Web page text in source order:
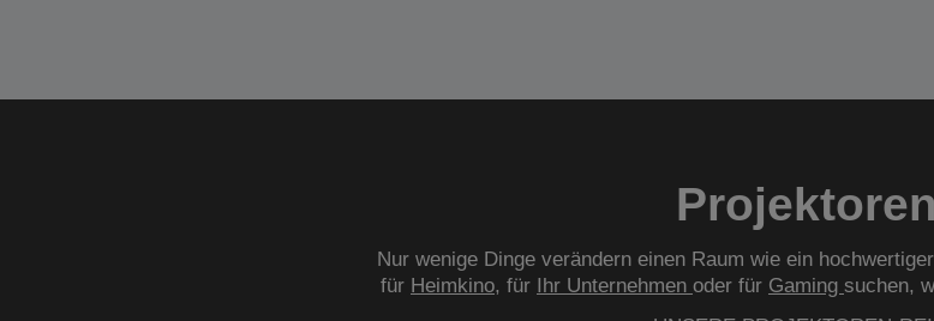
Projektoren
Nur wenige Dinge verändern einen Raum wie ein
für Heimkino, für Ihr Unternehmen oder für Gaming suchen,